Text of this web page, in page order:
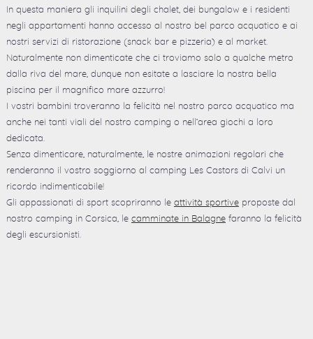
In questa maniera gli inquilini degli chalet, dei bungalow e i residenti
negli appartamenti hanno accesso al nostro bel parco acquatico e ai
nostri servizi di ristorazione (snack bar e pizzeria) e al market.
Naturalmente non dimenticate che ci troviamo solo a qualche metro
dalla riva del mare, dunque non esitate a lasciare la nostra bella
piscina per il magnifico mare azzurro!
I vostri bambini troveranno la felicità nel nostro parco acquatico ma
anche nei tanti viali del nostro camping o nell’area giochi a loro
dedicata.
Senza dimenticare, naturalmente, le nostre animazioni regolari che
renderanno il vostro soggiorno al camping Les Castors di Calvi un
ricordo indimenticabile!
Gli appassionati di sport scopriranno le attività sportiveproposte dal
nostro camping in Corsica, le camminate in Balagnefaranno la felicità
degli escursionisti.